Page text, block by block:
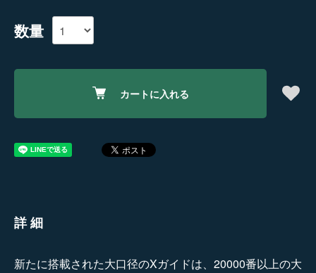
数量
カートに入れる
詳細
新たに搭載された大口径のXガイドは、20000番以上の大